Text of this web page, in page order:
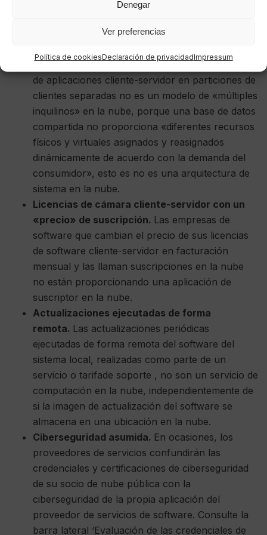
Denegar
Ver preferencias
Política de cookiesDeclaración de privacidadImpressum
las características esenciales de computación en
determinante en un sistema en la nube.
servidor.La partición de una sola base de datos
de aplicaciones cliente-servidor en particiones de
clientes separadas no es un modelo de «múltiples
inquilinos» en la nube, porque una base de datos
compartida no proporciona «diferentes recursos
físicos y virtuales asignados y reasignados
dinámicamente de acuerdo con la demanda del
consumidor», esto es no es una arquitectura de
sistema en la nube.
Licencias de cámara cliente-servidor con un
«precio» de suscripción. Las empresas de
software que cambian el precio de sus licencias
de software cliente-servidor en facturación
mensual y las llaman suscripciones en la nube
no están proporcionando una aplicación de
suscriptor en la nube.
Actualizaciones ejecutadas de forma
remota. Las actualizaciones periódicas
ejecutadas de forma remota del software del
sistema local, realizadas como parte de un
servicio o tarifade soporte , no son un servicio de
computación en la nube, independientemente de
si la imagen de actualización del software se
almacena en una ubicación en la nube.
Ciberseguridad asumida. En ocasiones, los
proveedores de servicios confundirán las
credenciales y certificaciones de ciberseguridad
de su socio de nube pública con la
ciberseguridad de la propia aplicación del
proveedor de servicios de software. Consulte la
barra lateral ‘Evaluación de las credenciales de